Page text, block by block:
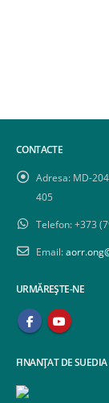
CONTACTE
Adresa: MD-
405
Telefon:+373
Email:
URMĂREȘTE-NE
FINANȚAT DE SUEDIA